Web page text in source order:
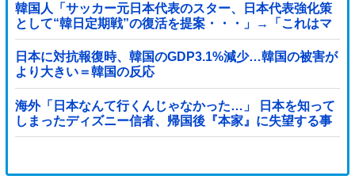
韓国人「サッカー元日本代表のスター、日本代表強化策
として“韓日定期戦”の復活を提案・・・」→「これはマ
ジで良いと思う」「今すぐやったらガチでボコられるだ
ろうね 10年後にやらないか？」「やめてくれ、勝っても
負けても後味が悪い」
日本に対抗報復時、韓国のGDP3.1%減少…韓国の被害が
より大きい＝韓国の反応
海外「日本なんて行くんじゃなかった…」 日本を知って
しまったディズニー信者、帰国後『本家』に失望する事
態に